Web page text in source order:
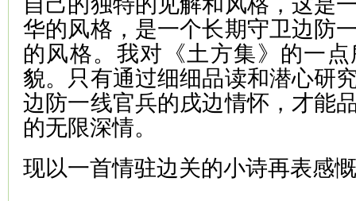
华的风格，是一个长期守卫边防
的风格。我对《土方集》的一
貌。只有通过细细品读和潜心研
边防一线官兵的戌边情怀，才能
的无限深情。
现以一首情驻边关的小诗再表感